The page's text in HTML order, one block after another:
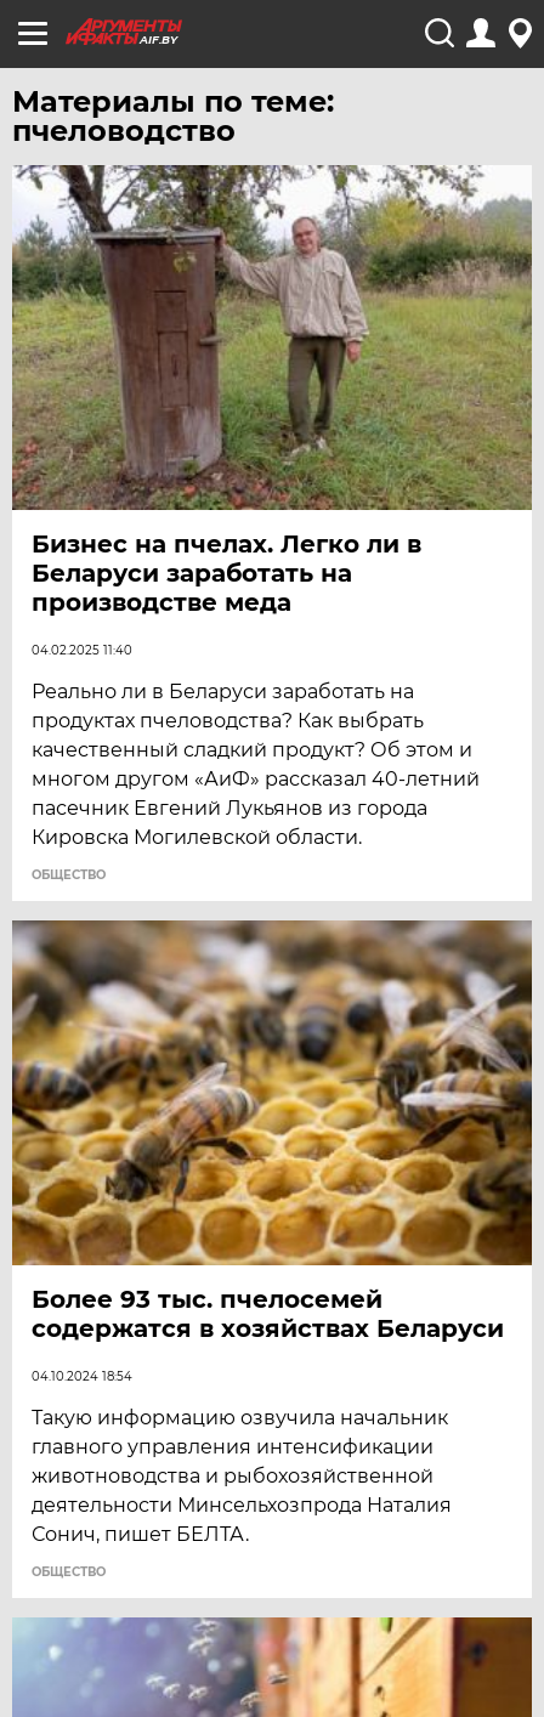
AIF.BY
Материалы по теме:
пчеловодство
Бизнес на пчелах. Легко ли в
Беларуси заработать на
производстве меда
04.02.2025 11:40
Реально ли в Беларуси заработать на
продуктах пчеловодства? Как выбрать
качественный сладкий продукт? Об этом и
многом другом «АиФ» рассказал 40-летний
пасечник Евгений Лукьянов из города
Кировска Могилевской области.
ОБЩЕСТВО
Более 93 тыс. пчелосемей
содержатся в хозяйствах Беларуси
04.10.2024 18:54
Такую информацию озвучила начальник
главного управления интенсификации
животноводства и рыбохозяйственной
деятельности Минсельхозпрода Наталия
Сонич, пишет БЕЛТА.
ОБЩЕСТВО